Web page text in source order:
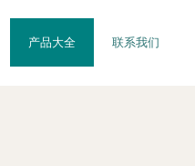
产品大全 联系我们